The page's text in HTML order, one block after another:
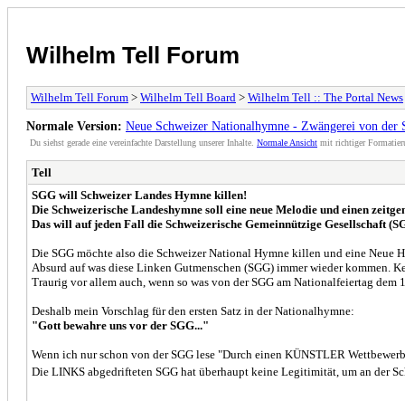
Wilhelm Tell Forum
Wilhelm Tell Forum > Wilhelm Tell Board > Wilhelm Tell :: The Portal News
Normale Version: Neue Schweizer Nationalhymne - Zwängerei von der
Du siehst gerade eine vereinfachte Darstellung unserer Inhalte. Normale Ansicht mit richtiger
Tell
SGG will Schweizer Landes Hymne killen!
Die Schweizerische Landeshymne soll eine neue Melodie und einen
Das will auf jeden Fall die Schweizerische Gemeinnützige Gesellschaft
Die SGG möchte also die Schweizer National Hymne killen und eine Neue
Absurd auf was diese Linken Gutmenschen (SGG) immer wieder kommen.
Traurig vor allem auch, wenn so was von der SGG am Nationalfeiertag
Deshalb mein Vorschlag für den ersten Satz in der Nationalhymne:
"Gott bewahre uns vor der SGG..."
Wenn ich nur schon von der SGG lese "Durch einen KÜNSTLER
Die LINKS abgedrifteten SGG hat überhaupt keine Legitimität, um an der